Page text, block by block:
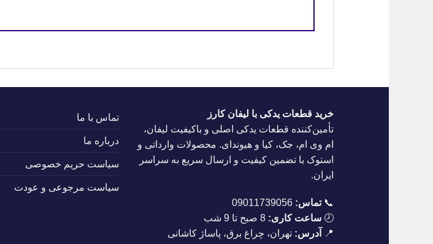
خرید قطعات یدکی با لیفان کارز
تأمین‌کننده قطعات یدکی اصلی و باکیفیت لیفان،
ام وی ام، جک، کیا و هیوندای. محصولات وارداتی و
استوک با تضمین کیفیت و ارسال سریع به سراسر
ایران.
📞تماس: 09011739056
🕗 ساعت کاری:
📍
آدرس: تهران، چراغ برق، پاساژ کاشانی
تماس با ما
درباره ما
سیاست حریم خصوصی
سیاست مرجوعی و عودت